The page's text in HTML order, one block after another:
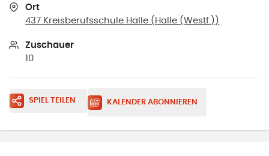
Ort
437 Kreisberufsschule Halle ( Halle (Westf.) )
Zuschauer
10
SPIEL TEILEN KALENDER ABONNIEREN